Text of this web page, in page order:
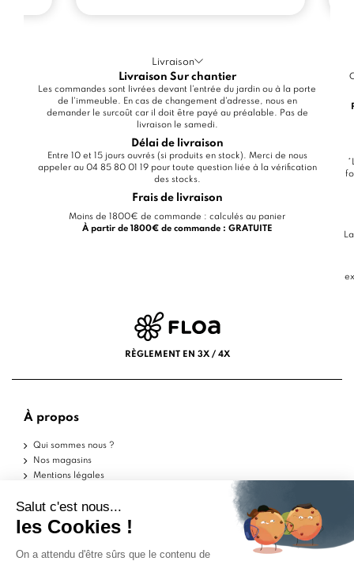
Livraison
Livraison Sur chantier
Les commandes sont livrées devant l'entrée du jardin ou à la porte
de l'immeuble. En cas de changement d'adresse, nous en
demander le surcoût car il doit être payé au préalable. Pas de
livraison le samedi.
Délai de livraison
Entre 10 et 15 jours ouvrés (si produits en stock). Merci de nous
appeler au 04 85 80 01 19 pour toute question liée à la vérification
des stocks.
Frais de livraison
Moins de 1800€ de commande : calculés au panier
À partir de 1800€ de commande : GRATUITE
RÈGLEMENT EN 3X / 4X
À propos
Qui sommes nous ?
Nos magasins
Mentions légales
Politique de confidentialité
Aide
Echantillons